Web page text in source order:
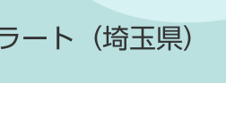
ート（埼玉県）